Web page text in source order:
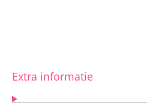
Extra informatie